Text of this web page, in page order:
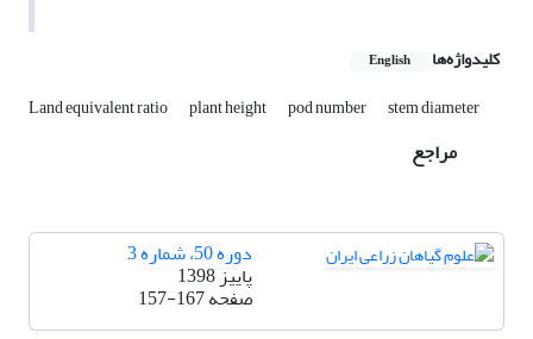
کلیدواژه‌ها English
Land equivalent ratio plant height pod number stem diameter
مراجع
دوره 50، شماره 3
پاییز 1398
صفحه157-167